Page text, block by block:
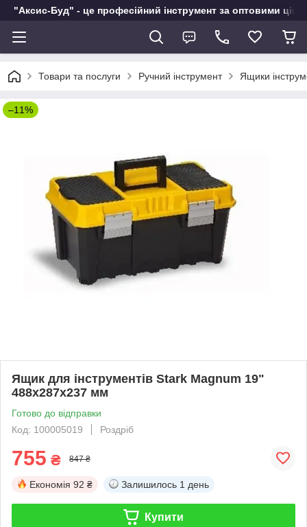
"Аксис-Буд" - це професійний інструмент за оптовими
Товари та послуги Ручний інструмент Ящики
–11%
Ящик для інструментів Stark Magnum 19"
488x287x237 мм
Готово до відправки
Код: 100005019
Роздріб
755 ₴ 847 ₴
Економія 92 ₴ Залишилось 1 день
Купити